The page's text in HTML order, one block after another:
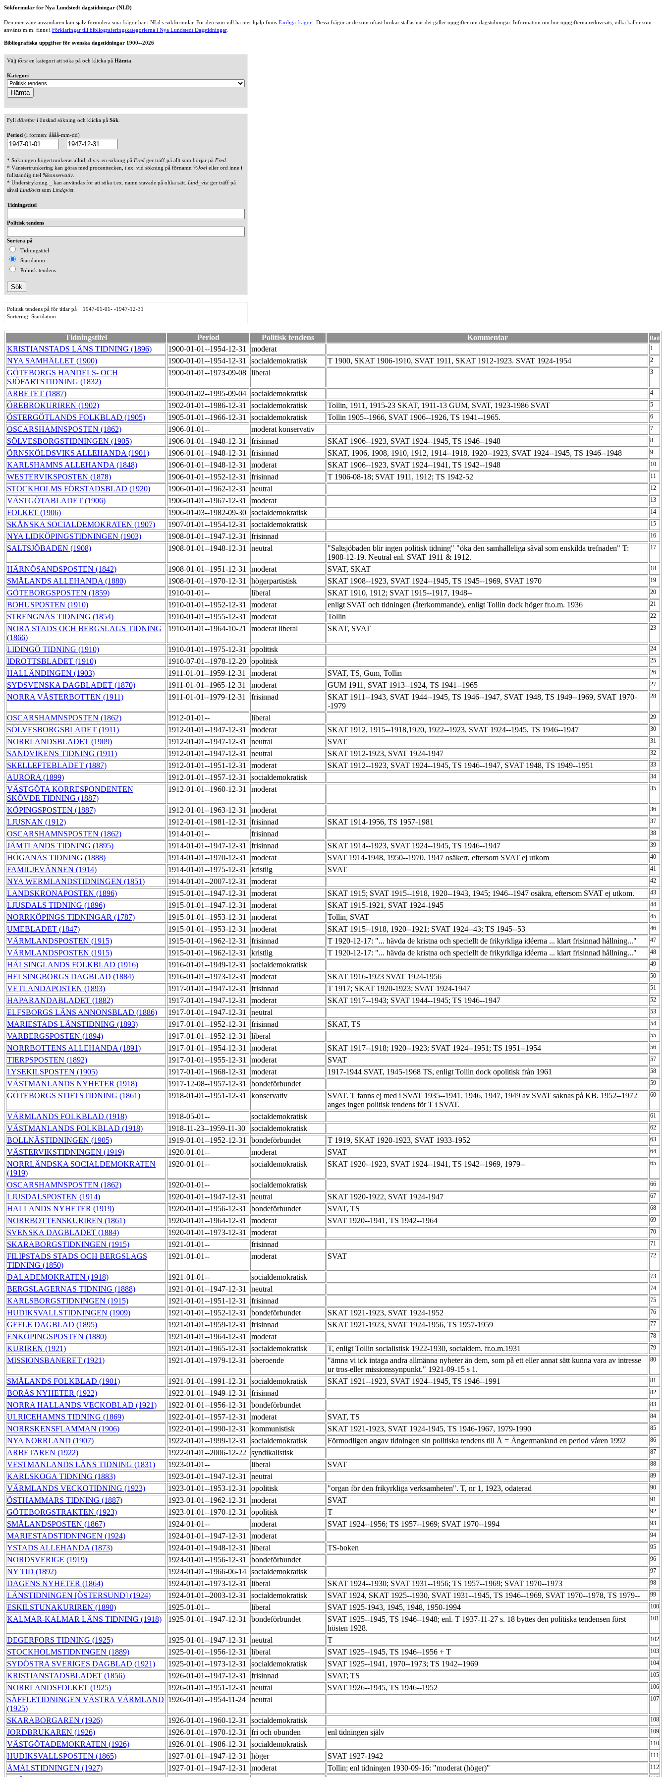
Sökformulär för Nya Lundstedt dagstidningar (NLD)
Den mer vane användaren kan själv formulera sina frågor här i NLd:s sökformulär. För den som vill ha mer hjälp finns Färdiga frågor . Dessa frågor är de som oftast brukar ställas när det gäller uppgifter om dagstidningar. Information om hur uppgifterna redovisats, vilka källor som
använts m.m. finns i Förklaringar till bibliograferingskategorierna i Nya Lundstedt Dagstidningar.
Bibliografiska uppgifter för svenska dagstidningar 1900--2026
Välj försten kategori att söka på och klicka på Hämta
Kategori
Fyll därefteri önskad sökning och klicka på Sök
Period (i formen: åååå-mm-dd)
--
* Sökningen högertrunkeras alltid, d.v.s. en söknng på Fred ger träff på allt som börjar på Fred
* Vänstertrunkering kan göras med procenttecken, t.ex. vid sökning på förnamn %Joel eller ord inne i
fullständig titel %konservativ
* Understrykning _ kan användas för att söka t.ex. namn stavade på olika sätt. Lind_vistger träff på
såväl Lindkvistsom Lindqvist.
Tidningstitel
Politisk tendens
Sortera på
Tidningstitel
Startdatum
Politisk tendens
Politisk tendens på för titlar på 1947-01-01- -1947-12-31
Sortering: Startdatum
Tidningstitel Period Politisk tendens Kommentar Rad
KRISTIANSTADS LÄNS TIDNING (1896) 1900-01-01--1954-12-31 moderat 1
NYA SAMHÄLLET (1900) 1900-01-01--1954-12-31 socialdemokratisk T 1900, SKAT 1906-1910, SVAT 1911, SKAT 1912-1923. SVAT 1924-1954 2
GÖTEBORGS HANDELS- OCH
SJÖFARTSTIDNING (1832)
1900-01-01--1973-09-08 liberal 3
ARBETET (1887) 1900-01-02--1995-09-04 socialdemokratisk 4
ÖREBROKURIREN (1902) 1902-01-01--1986-12-31 socialdemokratisk Tollin, 1911, 1915-23 SKAT, 1911-13 GUM, SVAT, 1923-1986 SVAT 5
ÖSTERGÖTLANDS FOLKBLAD (1905) 1905-01-01--1966-12-31 socialdemokratisk Tollin 1905--1966, SVAT 1906--1926, TS 1941--1965. 6
OSCARSHAMNSPOSTEN (1862) 1906-01-01-- moderat konservativ 7
SÖLVESBORGSTIDNINGEN (1905) 1906-01-01--1948-12-31 frisinnad SKAT 1906--1923, SVAT 1924--1945, TS 1946--1948 8
ÖRNSKÖLDSVIKS ALLEHANDA (1901) 1906-01-01--1948-12-31 frisinnad SKAT, 1906, 1908, 1910, 1912, 1914--1918, 1920--1923, SVAT 1924--1945, TS 1946--1948 9
KARLSHAMNS ALLEHANDA (1848) 1906-01-01--1948-12-31 moderat SKAT 1906--1923, SVAT 1924--1941, TS 1942--1948 10
WESTERVIKSPOSTEN (1878) 1906-01-01--1952-12-31 frisinnad T 1906-08-18; SVAT 1911, 1912; TS 1942-52 11
STOCKHOLMS FÖRSTADSBLAD (1920) 1906-01-01--1962-12-31 neutral 12
VÄSTGÖTABLADET (1906) 1906-01-01--1967-12-31 moderat 13
FOLKET (1906) 1906-01-03--1982-09-30 socialdemokratisk 14
SKÅNSKA SOCIALDEMOKRATEN (1907) 1907-01-01--1954-12-31 socialdemokratisk 15
NYA LIDKÖPINGSTIDNINGEN (1903) 1908-01-01--1947-12-31 frisinnad 16
SALTSJÖBADEN (1908) 1908-01-01--1948-12-31 neutral
"Saltsjöbaden blir ingen politisk tidning" "öka den samhälleliga såväl som enskilda trefnaden" T:
1908-12-19. Neutral enl. SVAT 1911 & 1912.
17
HÄRNÖSANDSPOSTEN (1842) 1908-01-01--1951-12-31 moderat SVAT, SKAT 18
SMÅLANDS ALLEHANDA (1880) 1908-01-01--1970-12-31 högerpartistisk SKAT 1908--1923, SVAT 1924--1945, TS 1945--1969, SVAT 1970 19
GÖTEBORGSPOSTEN (1859) 1910-01-01-- liberal SKAT 1910, 1912; SVAT 1915--1917, 1948-- 20
BOHUSPOSTEN (1910) 1910-01-01--1952-12-31 moderat enligt SVAT och tidningen (återkommande), enligt Tollin dock höger fr.o.m. 1936 21
STRENGNÄS TIDNING (1854) 1910-01-01--1955-12-31 moderat Tollin 22
NORA STADS OCH BERGSLAGS TIDNING
(1866)
1910-01-01--1964-10-21 moderat liberal SKAT, SVAT 23
LIDINGÖ TIDNING (1910) 1910-01-01--1975-12-31 opolitisk 24
IDROTTSBLADET (1910) 1910-07-01--1978-12-20 opolitisk 25
HALLÄNDINGEN (1903) 1911-01-01--1959-12-31 moderat SVAT, TS, Gum, Tollin 26
SYDSVENSKA DAGBLADET (1870) 1911-01-01--1965-12-31 moderat GUM 1911, SVAT 1913--1924, TS 1941--1965 27
NORRA VÄSTERBOTTEN (1911) 1911-01-01--1979-12-31 frisinnad
SKAT 1911--1943, SVAT 1944--1945, TS 1946--1947, SVAT 1948, TS 1949--1969, SVAT 1970-
-1979
28
OSCARSHAMNSPOSTEN (1862) 1912-01-01-- liberal 29
SÖLVESBORGSBLADET (1911) 1912-01-01--1947-12-31 moderat SKAT 1912, 1915--1918,1920, 1922--1923, SVAT 1924--1945, TS 1946--1947 30
NORRLANDSBLADET (1909) 1912-01-01--1947-12-31 neutral SVAT 31
SANDVIKENS TIDNING (1911) 1912-01-01--1947-12-31 neutral SKAT 1912-1923, SVAT 1924-1947 32
SKELLEFTEBLADET (1887) 1912-01-01--1951-12-31 moderat SKAT 1912--1923, SVAT 1924--1945, TS 1946--1947, SVAT 1948, TS 1949--1951 33
AURORA (1899) 1912-01-01--1957-12-31 socialdemokratisk 34
VÄSTGÖTA KORRESPONDENTEN
SKÖVDE TIDNING (1887)
1912-01-01--1960-12-31 moderat 35
KÖPINGSPOSTEN (1887) 1912-01-01--1963-12-31 moderat 36
LJUSNAN (1912) 1912-01-01--1981-12-31 frisinnad SKAT 1914-1956, TS 1957-1981 37
OSCARSHAMNSPOSTEN (1862) 1914-01-01-- frisinnad 38
JÄMTLANDS TIDNING (1895) 1914-01-01--1947-12-31 frisinnad SKAT 1914--1923, SVAT 1924--1945, TS 1946--1947 39
HÖGANÄS TIDNING (1888) 1914-01-01--1970-12-31 moderat SVAT 1914-1948, 1950--1970. 1947 osäkert, eftersom SVAT ej utkom 40
FAMILJEVÄNNEN (1914) 1914-01-01--1975-12-31 kristlig SVAT 41
NYA WERMLANDSTIDNINGEN (1851) 1914-01-01--2007-12-31 moderat 42
LANDSKRONAPOSTEN (1896) 1915-01-01--1947-12-31 moderat SKAT 1915; SVAT 1915--1918, 1920--1943, 1945; 1946--1947 osäkra, eftersom SVAT ej utkom. 43
LJUSDALS TIDNING (1896) 1915-01-01--1947-12-31 moderat SKAT 1915-1921, SVAT 1924-1945 44
NORRKÖPINGS TIDNINGAR (1787) 1915-01-01--1953-12-31 moderat Tollin, SVAT 45
UMEBLADET (1847) 1915-01-01--1953-12-31 moderat SKAT 1915--1918, 1920--1921; SVAT 1924--43; TS 1945--53 46
VÄRMLANDSPOSTEN (1915) 1915-01-01--1962-12-31 frisinnad T 1920-12-17: "... hävda de kristna och speciellt de frikyrkliga idéerna ... klart frisinnad hållning..." 47
VÄRMLANDSPOSTEN (1915) 1915-01-01--1962-12-31 kristlig T 1920-12-17: "... hävda de kristna och speciellt de frikyrkliga idéerna ... klart frisinnad hållning..." 48
HÄLSINGLANDS FOLKBLAD (1916) 1916-01-01--1949-12-31 socialdemokratisk 49
HELSINGBORGS DAGBLAD (1884) 1916-01-01--1973-12-31 moderat SKAT 1916-1923 SVAT 1924-1956 50
VETLANDAPOSTEN (1893) 1917-01-01--1947-12-31 frisinnad T 1917; SKAT 1920-1923; SVAT 1924-1947 51
HAPARANDABLADET (1882) 1917-01-01--1947-12-31 moderat SKAT 1917--1943; SVAT 1944--1945; TS 1946--1947 52
ELFSBORGS LÄNS ANNONSBLAD (1886) 1917-01-01--1947-12-31 neutral 53
MARIESTADS LÄNSTIDNING (1893) 1917-01-01--1952-12-31 frisinnad SKAT, TS 54
VARBERGSPOSTEN (1894) 1917-01-01--1952-12-31 liberal 55
NORRBOTTENS ALLEHANDA (1891) 1917-01-01--1954-12-31 moderat SKAT 1917--1918; 1920--1923; SVAT 1924--1951; TS 1951--1954 56
TIERPSPOSTEN (1892) 1917-01-01--1955-12-31 moderat SVAT 57
LYSEKILSPOSTEN (1905) 1917-01-01--1968-12-31 moderat 1917-1944 SVAT, 1945-1968 TS, enligt Tollin dock opolitisk från 1961 58
VÄSTMANLANDS NYHETER (1918) 1917-12-08--1957-12-31 bondeförbundet 59
GÖTEBORGS STIFTSTIDNING (1861) 1918-01-01--1951-12-31 konservativ
SVAT. T fanns ej med i SVAT 1935--1941. 1946, 1947, 1949 av SVAT saknas på KB. 1952--1972
anges ingen politisk tendens för T i SVAT.
60
VÄRMLANDS FOLKBLAD (1918) 1918-05-01-- socialdemokratisk 61
VÄSTMANLANDS FOLKBLAD (1918) 1918-11-23--1959-11-30 socialdemokratisk 62
BOLLNÄSTIDNINGEN (1905) 1919-01-01--1952-12-31 bondeförbundet T 1919, SKAT 1920-1923, SVAT 1933-1952 63
VÄSTERVIKSTIDNINGEN (1919) 1920-01-01-- moderat SVAT 64
NORRLÄNDSKA SOCIALDEMOKRATEN
(1919)
1920-01-01-- socialdemokratisk SKAT 1920--1923, SVAT 1924--1941, TS 1942--1969, 1979-- 65
OSCARSHAMNSPOSTEN (1862) 1920-01-01-- socialdemokratisk 66
LJUSDALSPOSTEN (1914) 1920-01-01--1947-12-31 neutral SKAT 1920-1922, SVAT 1924-1947 67
HALLANDS NYHETER (1919) 1920-01-01--1956-12-31 bondeförbundet SVAT, TS 68
NORRBOTTENSKURIREN (1861) 1920-01-01--1964-12-31 moderat SVAT 1920--1941, TS 1942--1964 69
SVENSKA DAGBLADET (1884) 1920-01-01--1973-12-31 moderat 70
SKARABORGSTIDNINGEN (1915) 1921-01-01-- frisinnad 71
FILIPSTADS STADS OCH BERGSLAGS
TIDNING (1850)
1921-01-01-- moderat SVAT 72
DALADEMOKRATEN (1918) 1921-01-01-- socialdemokratisk 73
BERGSLAGERNAS TIDNING (1888) 1921-01-01--1947-12-31 neutral 74
KARLSBORGSTIDNINGEN (1915) 1921-01-01--1951-12-31 frisinnad 75
HUDIKSVALLSTIDNINGEN (1909) 1921-01-01--1952-12-31 bondeförbundet SKAT 1921-1923, SVAT 1924-1952 76
GEFLE DAGBLAD (1895) 1921-01-01--1959-12-31 frisinnad SKAT 1921-1923, SVAT 1924-1956, TS 1957-1959 77
ENKÖPINGSPOSTEN (1880) 1921-01-01--1964-12-31 moderat 78
KURIREN (1921) 1921-01-01--1965-12-31 socialdemokratisk T, enligt Tollin socialistisk 1922-1930, socialdem. fr.o.m.1931 79
MISSIONSBANERET (1921) 1921-01-01--1979-12-31 oberoende
"ämna vi ick intaga andra allmänna nyheter än dem, som på ett eller annat sätt kunna vara av intresse
ur tros-eller missionssynpunkt." 1921-09-15 s 1.
80
SMÅLANDS FOLKBLAD (1901) 1921-01-01--1991-12-31 socialdemokratisk SKAT 1921--1923, SVAT 1924--1945, TS 1946--1991 81
BORÅS NYHETER (1922) 1922-01-01--1949-12-31 frisinnad 82
NORRA HALLANDS VECKOBLAD (1921) 1922-01-01--1956-12-31 bondeförbundet 83
ULRICEHAMNS TIDNING (1869) 1922-01-01--1957-12-31 moderat SVAT, TS 84
NORRSKENSFLAMMAN (1906) 1922-01-01--1990-12-31 kommunistisk SKAT 1921-1923, SVAT 1924-1945, TS 1946-1967, 1979-1990 85
NYA NORRLAND (1907) 1922-01-01--1999-12-31 socialdemokratisk Förmodligen angav tidningen sin politiska tendens till Å = Ångermanland en period våren 1992 86
ARBETAREN (1922) 1922-01-01--2006-12-22 syndikalistisk 87
VESTMANLANDS LÄNS TIDNING (1831) 1923-01-01-- liberal SVAT 88
KARLSKOGA TIDNING (1883) 1923-01-01--1947-12-31 neutral 89
VÄRMLANDS VECKOTIDNING (1923) 1923-01-01--1953-12-31 opolitisk "organ för den frikyrkliga verksamheten". T, nr 1, 1923, odaterad 90
ÖSTHAMMARS TIDNING (1887) 1923-01-01--1962-12-31 moderat SVAT 91
GÖTEBORGSTRAKTEN (1923) 1923-01-01--1970-12-31 opolitisk T 92
SMÅLANDSPOSTEN (1867) 1924-01-01-- moderat SVAT 1924--1956; TS 1957--1969; SVAT 1970--1994 93
MARIESTADSTIDNINGEN (1924) 1924-01-01--1947-12-31 moderat 94
YSTADS ALLEHANDA (1873) 1924-01-01--1948-12-31 liberal TS-boken 95
NORDSVERIGE (1919) 1924-01-01--1956-12-31 bondeförbundet 96
NY TID (1892) 1924-01-01--1966-06-14 socialdemokratisk 97
DAGENS NYHETER (1864) 1924-01-01--1973-12-31 liberal SKAT 1924--1930; SVAT 1931--1956; TS 1957--1969; SVAT 1970--1973 98
LÄNSTIDNINGEN [ÖSTERSUND] (1924) 1924-01-01--2003-12-31 socialdemokratisk SVAT 1924, SKAT 1925--1930, SVAT 1931--1945, TS 1946--1969, SVAT 1970--1978, TS 1979-- 99
ESKILSTUNAKURIREN (1890) 1925-01-01-- liberal SVAT 1925-1943, 1945, 1948, 1950-1994 100
KALMAR-KALMAR LÄNS TIDNING (1918) 1925-01-01--1947-12-31 bondeförbundet
SVAT 1925--1945, TS 1946--1948; enl. T 1937-11-27 s. 18 byttes den politiska tendensen först
hösten 1928.
101
DEGERFORS TIDNING (1925) 1925-01-01--1947-12-31 neutral T 102
STOCKHOLMSTIDNINGEN (1889) 1925-01-01--1956-12-31 liberal SVAT 1925--1945, TS 1946--1956 + T 103
SYDÖSTRA SVERIGES DAGBLAD (1921) 1925-01-01--1973-12-31 socialdemokratisk SVAT 1925--1941, 1970--1973; TS 1942--1969 104
KRISTIANSTADSBLADET (1856) 1926-01-01--1947-12-31 frisinnad SVAT; TS 105
NORRLANDSFOLKET (1925) 1926-01-01--1951-12-31 neutral SVAT 1926--1945, TS 1946--1952 106
SÄFFLETIDNINGEN VÄSTRA VÄRMLAND
(1925)
1926-01-01--1954-11-24 neutral 107
SKARABORGAREN (1926) 1926-01-01--1960-12-31 socialdemokratisk 108
JORDBRUKAREN (1926) 1926-01-01--1970-12-31 fri och obunden enl tidningen själv 109
VÄSTGÖTADEMOKRATEN (1926) 1926-01-01--1986-12-31 socialdemokratisk 110
HUDIKSVALLSPOSTEN (1865) 1927-01-01--1947-12-31 höger SVAT 1927-1942 111
ÅMÅLSTIDNINGEN (1927) 1927-01-01--1947-12-31 moderat Tollin; enl tidningen 1930-09-16: "moderat (höger)" 112